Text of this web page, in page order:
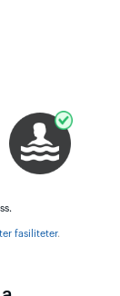
fasiliteter.